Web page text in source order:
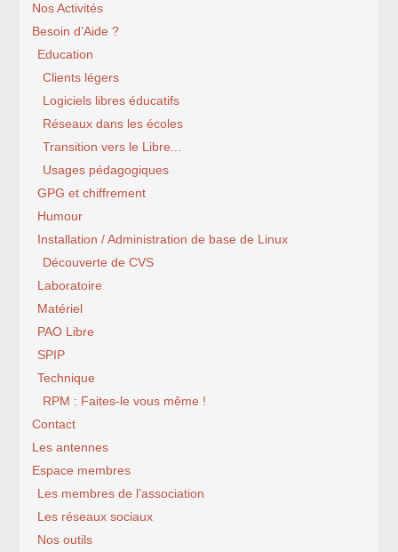
Nos Activités
Besoin d’Aide ?
Education
Clients légers
Logiciels libres éducatifs
Réseaux dans les écoles
Transition vers le Libre...
Usages pédagogiques
GPG et chiffrement
Humour
Installation / Administration de base de Linux
Découverte de CVS
Laboratoire
Matériel
PAO Libre
SPIP
Technique
RPM : Faites-le vous même !
Contact
Les antennes
Espace membres
Les membres de l’association
Les réseaux sociaux
Nos outils